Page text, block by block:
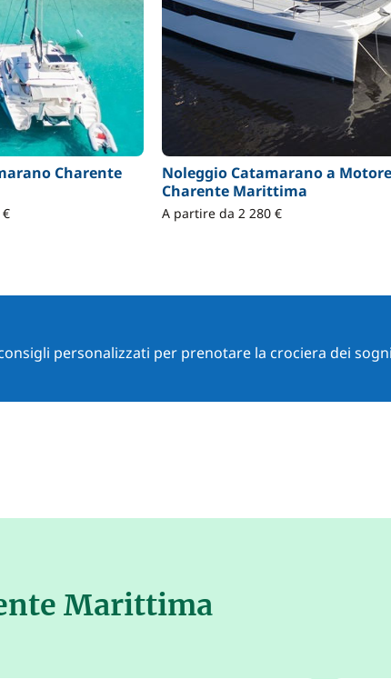
Charente
Noleggio Catamarano a Motore
Charente Marittima
A partire da 2 280 €
personalizzati per prenotare la crociera dei
Marittima